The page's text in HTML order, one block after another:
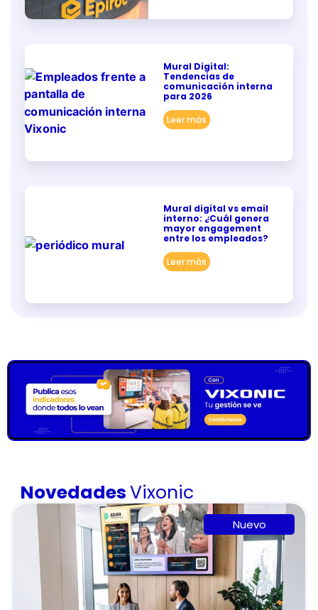
Mural Digital:
Tendencias de
comunicación interna
para 2026
Leer más
Mural digital vs email
interno: ¿Cuál genera
mayor engagement
entre los empleados?
Leer más
NovedadesVixonic
Nuevo